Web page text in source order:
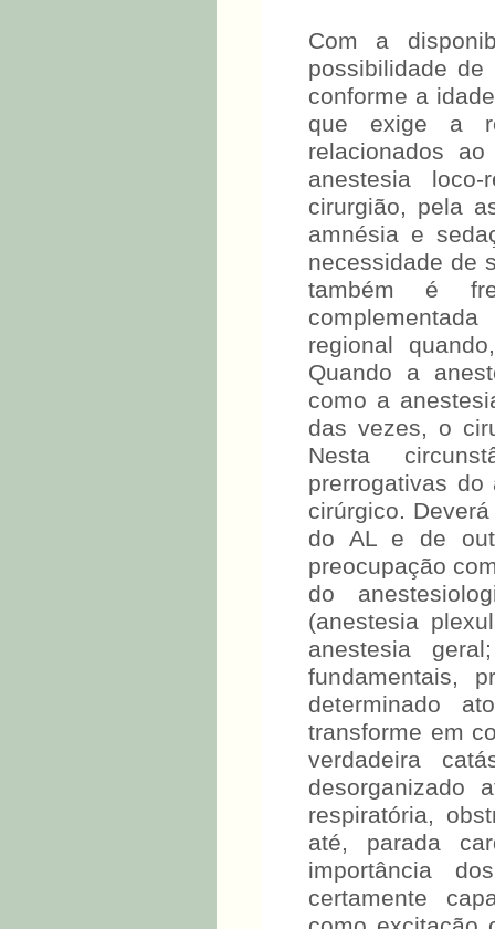
Com a
possibilidade
conforme a
que exige a
relacionados
anestesia
cirurgião, pela
amnésia e
necessidade de
também é
regional
Quando a
como a
das vezes, o
Nesta
prerrogativas
cirúrgico.
do AL e de
preocupação
do
(anestesia
anestesia
fundamentais,
determinado
transforme em
verdadeira
desorganizado
respiratória,
até, parada
importância
certamente